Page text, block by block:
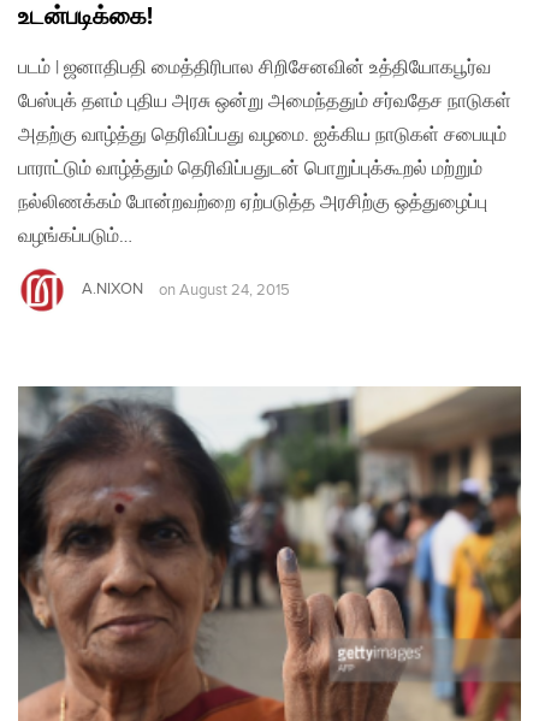
உடன்படிக்கை!
படம் | ஜனாதிபதி மைத்திரிபால சிறிசேனவின் உத்தியோகபூர்வ
பேஸ்புக் தளம் புதிய அரசு ஒன்று அமைந்ததும் சர்வதேச நாடுகள்
அதற்கு வாழ்த்து தெரிவிப்பது வழமை. ஐக்கிய நாடுகள் சபையும்
பாராட்டும் வாழ்த்தும் தெரிவிப்பதுடன் பொறுப்புக்கூறல் மற்றும்
நல்லிணக்கம் போன்றவற்றை ஏற்படுத்த அரசிற்கு ஒத்துழைப்பு
வழங்கப்படும்…
A.NIXON on August 24, 2015